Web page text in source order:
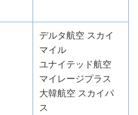
デルタ航空 スカイ
マイル
ユナイテッド航空
マイレージプラス
大韓航空 スカイパ
ス